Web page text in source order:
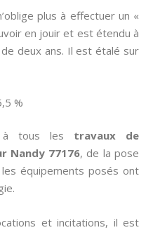
plus à effectuer un «
en jouir et est étendu à
deux ans. Il est étalé sur
%
à tous les travaux de
Nandy 77176, de la pose
équipements posés ont
et incitations, il est